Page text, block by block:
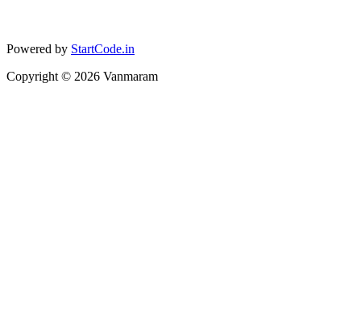
Powered by StartCode.in
Copyright © 2026 Vanmaram